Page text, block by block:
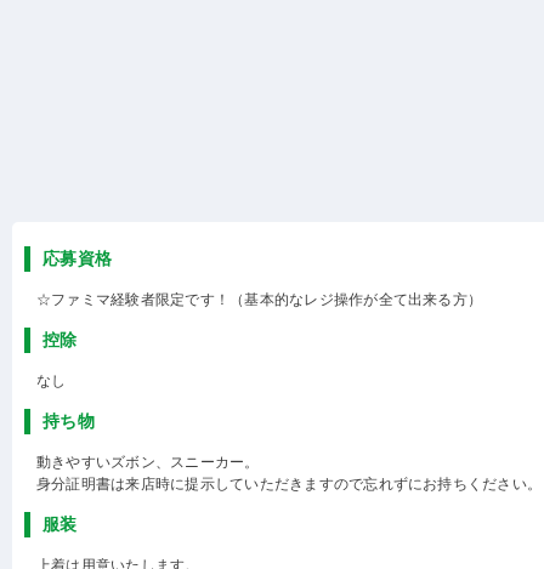
応募資格
☆ファミマ経験者限定です！（基本的なレジ操作が全て出来る方）
控除
なし
持ち物
動きやすいズボン、スニーカー。
身分証明書は来店時に提示していただきますので忘れずにお持ちください。
服装
上着は用意いたします。